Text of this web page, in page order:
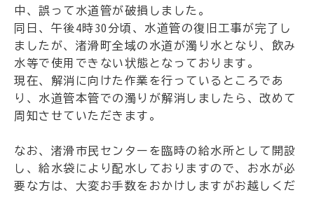
中、誤って水道管が破損しました。
同日、午後4時30分頃、水道管の復旧工事が完了し
ましたが、渚滑町全域の水道が濁り水となり、飲み
水等で使用できない状態となっております。
現在、解消に向けた作業を行っているところであ
り、水道管本管での濁りが解消しましたら、改めて
周知させていただきます。
なお、渚滑市民センターを臨時の給水所として開設
し、給水袋により配水しておりますので、お水が必
要な方は、大変お手数をおかけしますがお越しくだ